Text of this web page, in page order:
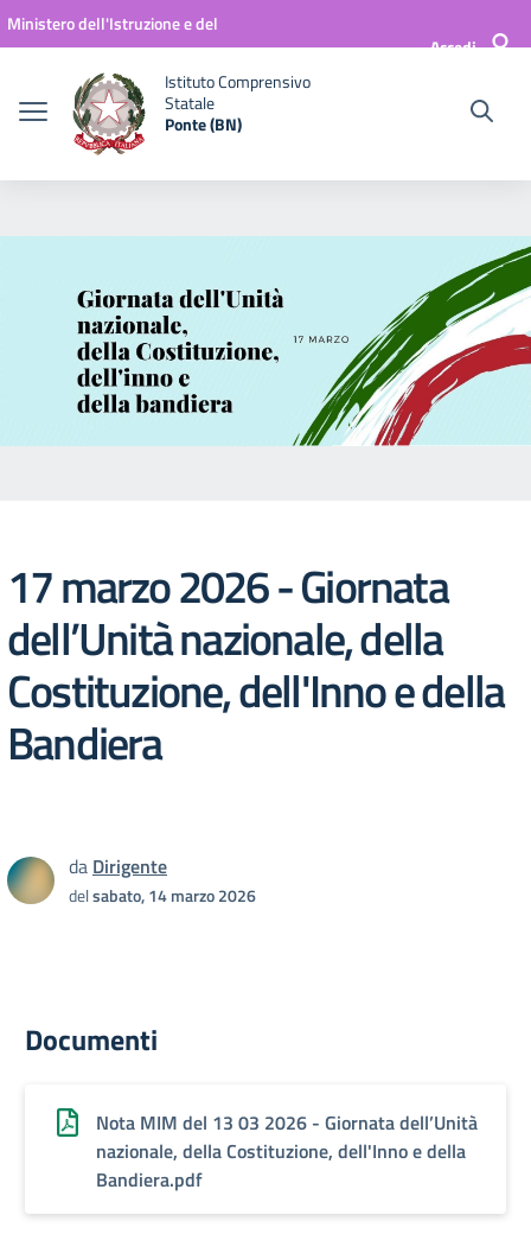
Vai ai contenuti
Vai al menu di navigazione
Vai al footer
Ministero dell'Istruzione e del
Accedi
Istituto Comprensivo
Statale
Ponte (BN)
17 marzo 2026 - Giornata
dell’Unità nazionale, della
Costituzione, dell'Inno e della
Bandiera
da Dirigente
delsabato, 14 marzo 2026
Documenti
Nota MIM del 13 03 2026 - Giornata dell’Unità
nazionale, della Costituzione, dell'Inno e della
Bandiera.pdf